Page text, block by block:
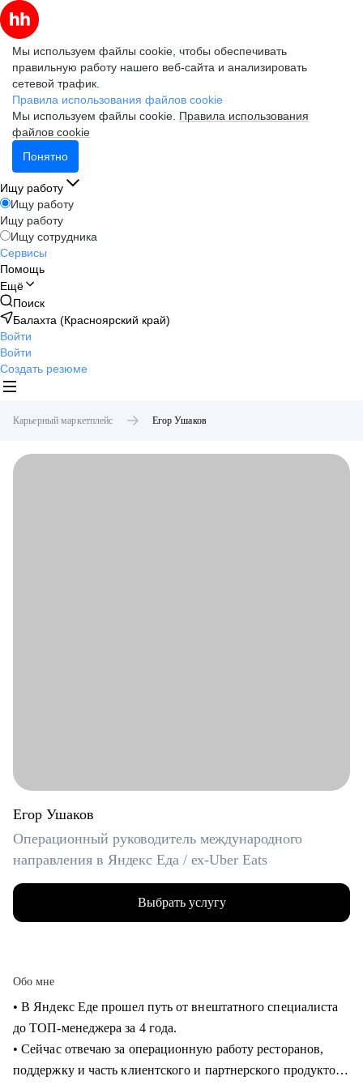
Мы используем файлы cookie, чтобы обеспечивать
правильную работу нашего веб-сайта и анализировать
сетевой трафик.
Правила использования файлов cookie
Мы используем файлы cookie. Правила использования
файлов cookie
Понятно
Ищу работу
Ищу работу
Ищу работу
Ищу сотрудника
Сервисы
Помощь
Ещё
Поиск
Балахта (Красноярский край)
Войти
Войти
Создать резюме
Карьерный маркетплейс Егор Ушаков
Егор Ушаков
Операционный руководитель международного
направления в Яндекс Еда / ex-Uber Eats
Выбрать услугу
Обо мне
• В Яндекс Еде прошел путь от внештатного специалиста
до ТОП-менеджера за 4 года.
• Сейчас отвечаю за операционную работу ресторанов,
поддержку и часть клиентского и партнерского продуктов